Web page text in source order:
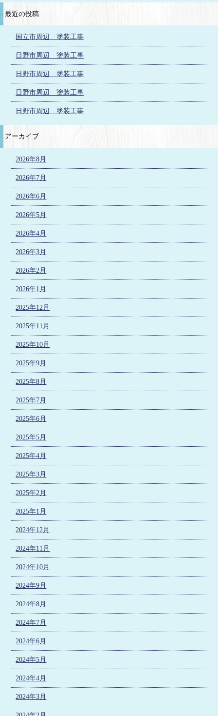
最近の投稿
国立市周辺 塗装工事
日野市周辺 塗装工事
日野市周辺 塗装工事
日野市周辺 塗装工事
日野市周辺 塗装工事
アーカイブ
2026年8月
2026年7月
2026年6月
2026年5月
2026年4月
2026年3月
2026年2月
2026年1月
2025年12月
2025年11月
2025年10月
2025年9月
2025年8月
2025年7月
2025年6月
2025年5月
2025年4月
2025年3月
2025年2月
2025年1月
2024年12月
2024年11月
2024年10月
2024年9月
2024年8月
2024年7月
2024年6月
2024年5月
2024年4月
2024年3月